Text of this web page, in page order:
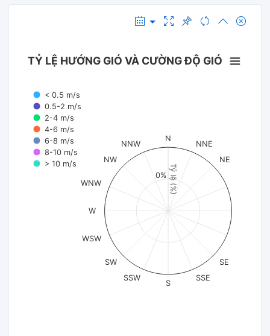
Tỷ lệ (%)
TỶ LỆ HƯỚNG GIÓ VÀ CƯỜNG ĐỘ GIÓ
< 0.5 m/s
0.5-2 m/s
2-4 m/s
4-6 m/s
6-8 m/s
8-10 m/s
> 10 m/s
N
NNE
NE
SE
SSE
S
SSW
SW
WSW
W
WNW
NW
NNW
0%